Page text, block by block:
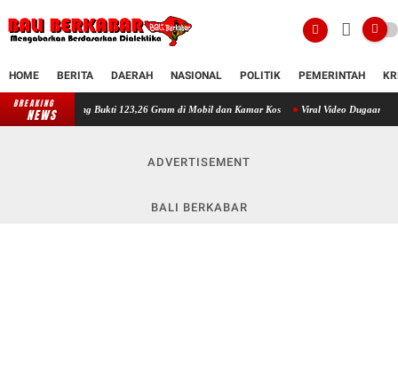
HOME BERITA DAERAH NASIONAL POLITIK PEMERINTAH
BREAKING
NEWS
Bukti 123,26 Gram di Mobil dan Kamar Kos Viral Video Dugaan Penganiayaan Dua
ADVERTISEMENT
BALI BERKABAR